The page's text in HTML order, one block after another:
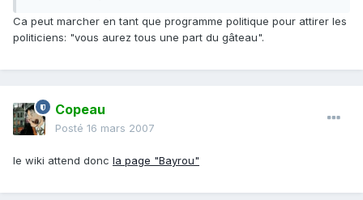
Ca peut marcher en tant que programme politique pour attirer les
politiciens: "vous aurez tous une part du gâteau".
Copeau
Posté 16 mars 2007
le wiki attend donc la page "Bayrou"